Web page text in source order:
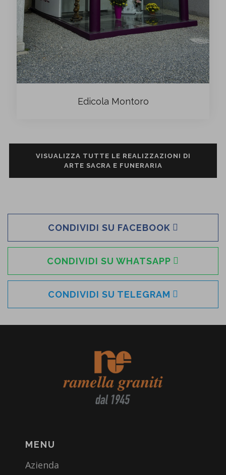
Edicola Montoro
VISUALIZZA TUTTE LE REALIZZAZIONI DI
ARTE SACRA E FUNERARIA
CONDIVIDI SU FACEBOOK
CONDIVIDI SU WHATSAPP
CONDIVIDI SU TELEGRAM
MENU
Azienda